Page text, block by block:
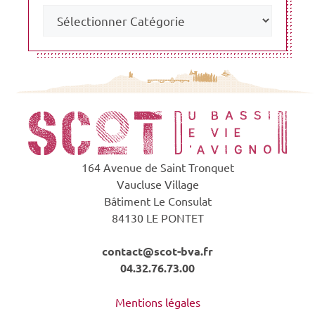
164 Avenue de Saint Tronquet
Vaucluse Village
Bâtiment Le Consulat
84130 LE PONTET
contact@scot-bva.fr
04.32.76.73.00
Mentions légales